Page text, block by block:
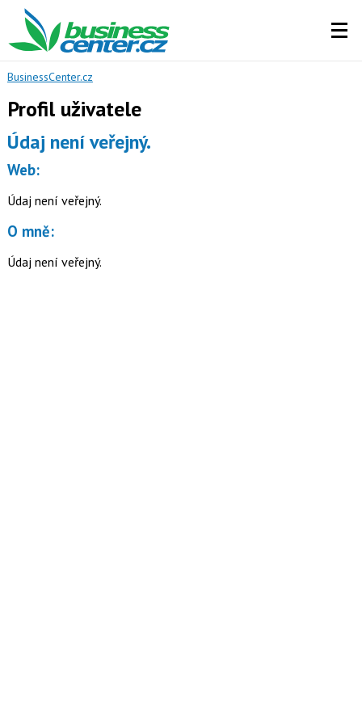
BusinessCenter.cz
Profil uživatele
Údaj není veřejný.
Web:
Údaj není veřejný.
O mně:
Údaj není veřejný.